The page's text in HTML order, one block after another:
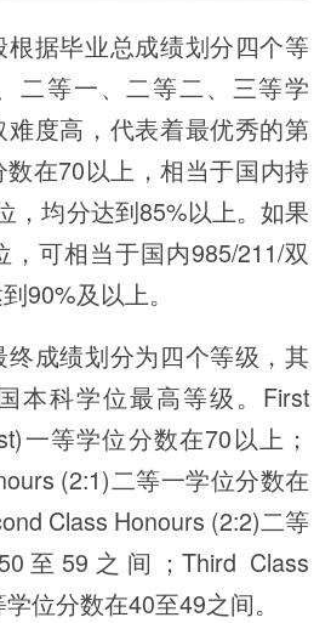
据毕业总成绩划分四个等
二等一、二等二、三等学
度高，代表着最优秀的第
在70以上，相当于国内持
，均分达到85%以上。如果
可相当于国内985/211/双
90%及以上。
成绩划分为四个等级，其
本科学位最高等级。First
一等学位分数在70以上；
(2:1)二等一学位分数在
Class Honours (2:2)二等
至59之间；Third Class
位分数在40至49之间。